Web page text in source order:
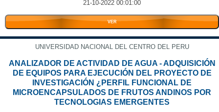
21-10-2022 00:01:00
VER
UNIVERSIDAD NACIONAL DEL CENTRO DEL PERU
ANALIZADOR DE ACTIVIDAD DE AGUA - ADQUISICIÓN
DE EQUIPOS PARA EJECUCIÓN DEL PROYECTO DE
INVESTIGACIÓN ¿PERFIL FUNCIONAL DE
MICROENCAPSULADOS DE FRUTOS ANDINOS POR
TECNOLOGIAS EMERGENTES